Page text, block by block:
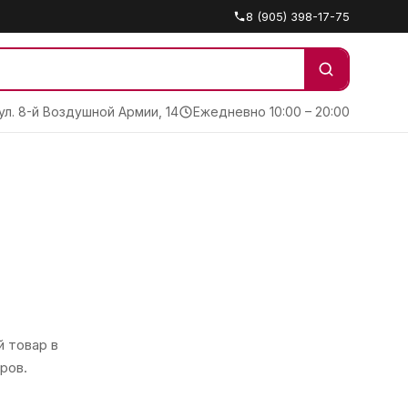
8 (905) 398-17-75
8-й Воздушной Армии, 14 Ежедневно 10:00 – 20:00
товар в